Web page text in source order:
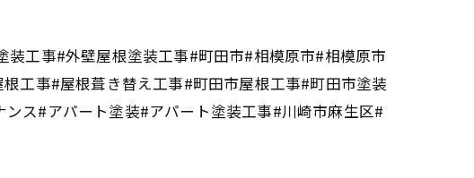
工事#外壁屋根塗装工事#町田市#相模原市#相模原市
工事#屋根葺き替え工事#町田市屋根工事#町田市塗装
ス#アパート塗装#アパート塗装工事#川崎市麻生区#